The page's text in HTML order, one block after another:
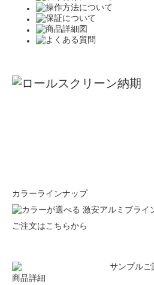
カラーラインナップ
ご注文はこちらから
商品詳細